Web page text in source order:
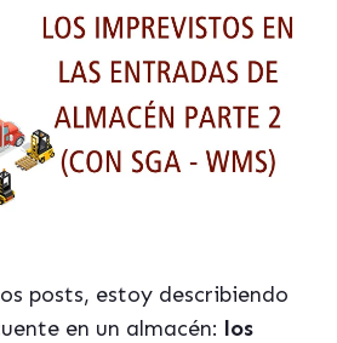
posts, estoy describiendo
en un almacén: los